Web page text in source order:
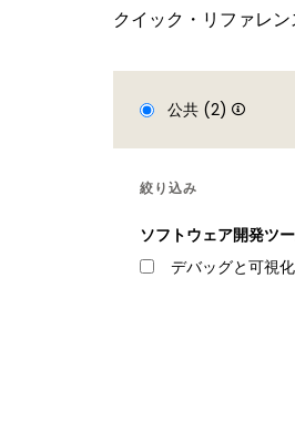
クイック・リファレン
公共 (2)
絞り込み
ソフトウェア開発ツ
デバッグと可視